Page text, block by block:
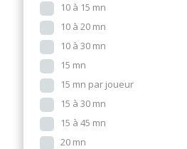
10 à 15 mn
10 à 20 mn
10 à 30 mn
15 mn
15 mn par joueur
15 à 30 mn
15 à 45 mn
20 mn